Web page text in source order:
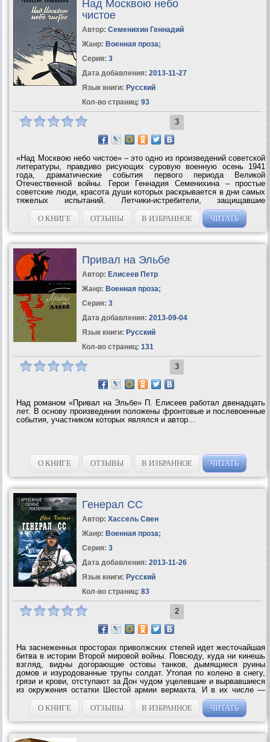
Над Москвою небо
чистое
Автор: Семенихин Геннадий
Жанр: Военная проза;
Серия: 3
Дата добавления: 2013-11-27
Язык книги: Русский
Кол-во страниц: 93
3
«Над Москвою небо чистое» – это одно из произведений советской
литературы, правдиво рисующих суровую военную осень 1941
года, драматические события первого периода Великой
Отечественной войны. Герои Геннадия Семенихина – простые
советские люди, красота души которых раскрывается в дни самых
тяжелых испытаний. Летчики-истребители, защищавшие
московское небо в грозном сорок первом году, – настоящие
патриоты, вынесшие на своих...
О КНИГЕ ОТЗЫВЫ В ИЗБРАННОЕ ЧИТАТЬ
Привал на Эльбе
Автор: Елисеев Петр
Жанр: Военная проза;
Серия: 3
Дата добавления: 2013-09-04
Язык книги: Русский
Кол-во страниц: 131
3
Над романом «Привал на Эльбе» П. Елисеев работал двенадцать
лет. В основу произведения положены фронтовые и послевоенные
события, участником которых являлся и автор...
О КНИГЕ ОТЗЫВЫ В ИЗБРАННОЕ ЧИТАТЬ
Генерал СС
Автор: Хассель Свен
Жанр: Военная проза;
Серия: 3
Дата добавления: 2013-11-26
Язык книги: Русский
Кол-во страниц: 83
2
На заснеженных просторах приволжских степей идет жесточайшая
битва в истории Второй мировой войны. Повсюду, куда ни кинешь
взгляд, видны догорающие остовы танков, дымящиеся руины
домов и изуродованные трупы солдат. Утопая по колено в снегу,
грязи и крови, отступают за Дон чудом уцелевшие и вырвавшиеся
из окружения остатки Шестой армии вермахта. И в их числе —
Свен и его боевые товарищи, ветераны из штрафного танкового
полка....О КНИГЕ ОТЗЫВЫ В ИЗБРАННОЕ ЧИТАТЬ